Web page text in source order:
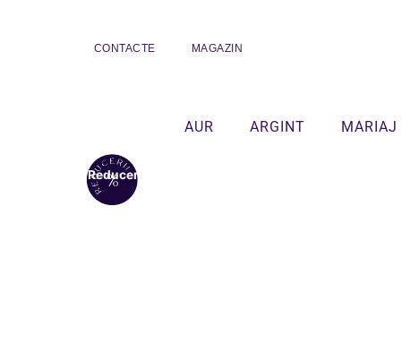
CONTACTE MAGAZIN
AUR ARGINT MARIAJ
Reduceri!